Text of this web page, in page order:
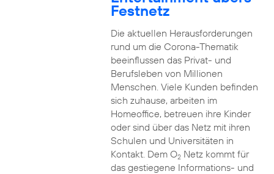
Festnetz
Die aktuellen Herausforderungen
rund um die Corona-Thematik
beeinflussen das Privat- und
Berufsleben von Millionen
Menschen. Viele Kunden befinden
sich zuhause, arbeiten im
Homeoffice, betreuen ihre Kinder
oder sind über das Netz mit ihren
Schulen und Universitäten in
Kontakt. Dem O2Netz kommt für
das gestiegene Informations- und